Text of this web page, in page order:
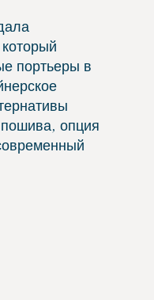
портьеры в
опция